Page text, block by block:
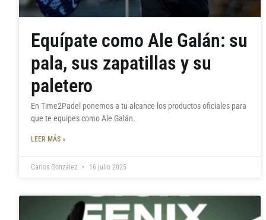
Equípate como Ale Galán: su
pala, sus zapatillas y su
paletero
En Time2Padel ponemos a tu alcance los productos oficiales para
que te equipes como Ale Galán.
LEER MÁS »
Carlos González 16 julio 2025